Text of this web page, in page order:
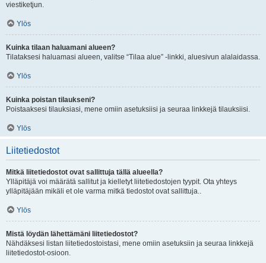
viestiketjun.
Ylös
Kuinka tilaan haluamani alueen?
Tilataksesi haluamasi alueen, valitse “Tilaa alue” -linkki, aluesivun alalaidassa.
Ylös
Kuinka poistan tilaukseni?
Poistaaksesi tilauksiasi, mene omiin asetuksiisi ja seuraa linkkejä tilauksiisi.
Ylös
Liitetiedostot
Mitkä liitetiedostot ovat sallittuja tällä alueella?
Ylläpitäjä voi määrätä sallitut ja kielletyt liitetiedostojen tyypit. Ota yhteys
ylläpitäjään mikäli et ole varma mitkä tiedostot ovat sallittuja..
Ylös
Mistä löydän lähettämäni liitetiedostot?
Nähdäksesi listan liitetiedostoistasi, mene omiin asetuksiin ja seuraa linkkejä
liitetiedostot-osioon.